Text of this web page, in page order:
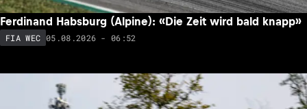
Ferdinand Habsburg (Alpine): «Die Zeit wird bald knapp»
FIA WEC 05.08.2026 - 06:52